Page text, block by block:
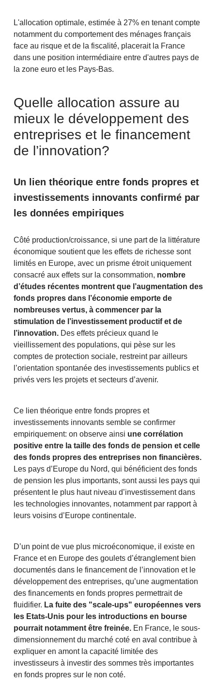
L'allocation optimale, estimée à 27% en tenant compte
notamment du comportement des ménages français
face au risque et de la fiscalité, placerait la France
dans une position intermédiaire entre d'autres pays de
la zone euro et les Pays-Bas.
Quelle allocation assure au
mieux le développement des
entreprises et le financement
de l’innovation?
Un lien théorique entre fonds propres et
investissements innovants confirmé par
les données empiriques
Côté production/croissance, si une part de la littérature
économique soutient que les effets de richesse sont
limités en Europe, avec un prisme étroit uniquement
consacré aux effets sur la consommation, nombre
d’études récentes montrent que l’augmentation des
fonds propres dans l’économie emporte de
nombreuses vertus, à commencer par la
stimulation de l’investissement productif et de
l’innovation. Des effets précieux quand le
vieillissement des populations, qui pèse sur les
comptes de protection sociale, restreint par ailleurs
l’orientation spontanée des investissements publics et
privés vers les projets et secteurs d’avenir.
Ce lien théorique entre fonds propres et
investissements innovants semble se confirmer
empiriquement: on observe ainsi une corrélation
positive entre la taille des fonds de pension et celle
des fonds propres des entreprises non financières.
Les pays d’Europe du Nord, qui bénéficient des fonds
de pension les plus importants, sont aussi les pays qui
présentent le plus haut niveau d’investissement dans
les technologies innovantes, notamment par rapport à
leurs voisins d’Europe continentale.
D’un point de vue plus microéconomique, il existe en
France et en Europe des goulets d’étranglement bien
documentés dans le financement de l’innovation et le
développement des entreprises, qu’une augmentation
des financements en fonds propres permettrait de
fluidifier. La fuite des "scale-ups" européennes vers
les Etats-Unis pour les introductions en bourse
pourrait notamment être freinée. En France, le sous-
dimensionnement du marché coté en aval contribue à
expliquer en amont la capacité limitée des
investisseurs à investir des sommes très importantes
en fonds propres sur le non coté.